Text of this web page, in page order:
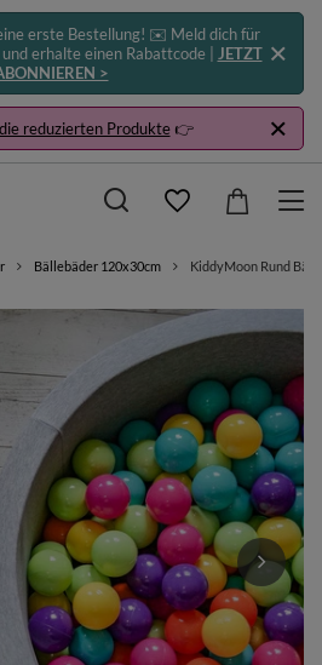
erste Bestellung! ✉️ Meld dich für
erhalte einen Rabattcode | JETZT
>
die reduzierten Produkte👉
Bällebäder 120x30cm KiddyMoon Rund